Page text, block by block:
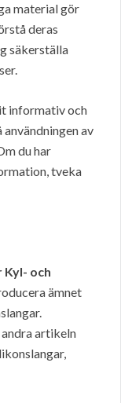
material gör
deras
säkerställa
informativ och
av
du har
tveka
och
ämnet
andra artikeln